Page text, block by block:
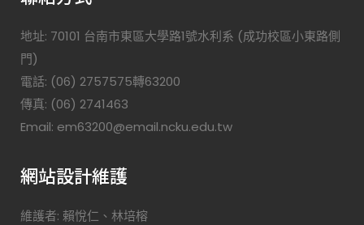
地址: 70101 台南市東區大學路1號水利系 (成功校區小東路側
門)
電話: (06) 2757575轉63200
傳真: (06) 2741463
Email: em63200@email.ncku.edu.tw
網站設計維護
維護者: 賴悅仁、林培榕